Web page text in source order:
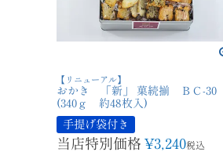
【リニューアル】
おかき 「新」 菓続揃 ＢＣ-30
(340ｇ 約48枚入)
手提げ袋付き
当店特別価格 ¥3,240税込